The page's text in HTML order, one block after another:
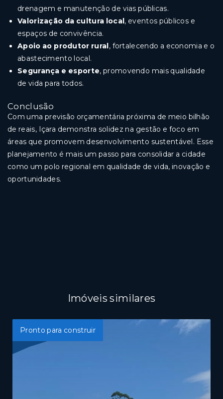
drenagem e manutenção de vias públicas.
Valorização da cultura local, eventos públicos e
espaços de convivência.
Apoio ao produtor rural, fortalecendo a economia e o
abastecimento local.
Segurança e esporte, promovendo mais qualidade
de vida para todos.
Conclusão
Com uma previsão orçamentária próxima de meio bilhão
de reais, Içara demonstra solidez na gestão e foco em
áreas que promovem desenvolvimento sustentável. Esse
planejamento é mais um passo para consolidar a cidade
como um polo regional em qualidade de vida, inovação e
oportunidades.
Imóveis similares
Pronto para construir